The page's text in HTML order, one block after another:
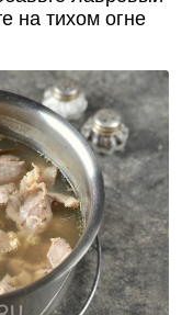
на тихом огне